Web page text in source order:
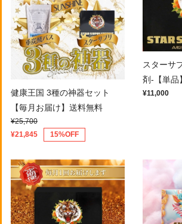
健康王国 3種の神器セット
【毎月お届け】送料無料
¥25,700
¥21,845
15%OFF
スターサ
剤-【単品】
¥11,000